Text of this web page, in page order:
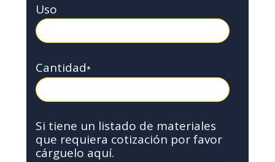
Uso
Cantidad*
Si tiene un listado de materiales
que requiera cotización por favor
cárguelo aquí.